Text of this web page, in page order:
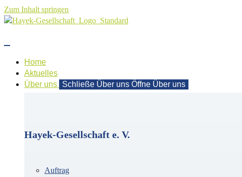
Zum Inhalt springen
Home
Aktuelles
Über uns
Schließe Über uns Öffne Über uns
Hayek-Gesellschaft e. V.
Auftrag